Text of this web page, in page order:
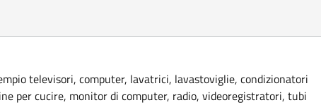
televisori, computer, lavatrici, lavastoviglie, condizionatori
per cucire, monitor di computer, radio, videoregistratori, tubi